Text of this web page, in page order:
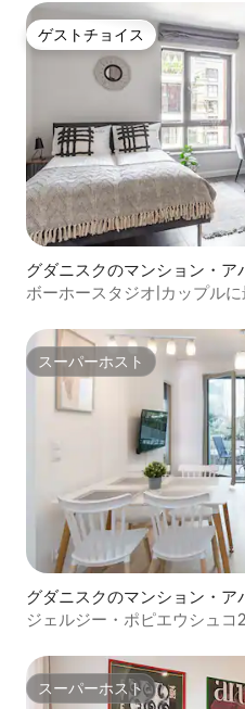
ゲストチョイス
ゲストチョイス
グダニスクのマンション・ア
ボーホースタジオ|カップル
スーパーホスト
スーパーホスト
グダニスクのマンション・ア
ジェルジー・ポピエウシュコ
スーパーホスト
スーパーホスト